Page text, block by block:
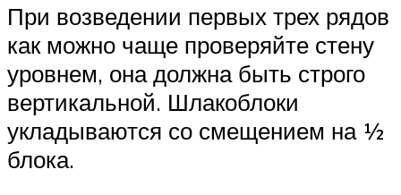
При возведении первых трех рядов
как можно чаще проверяйте стену
уровнем, она должна быть строго
вертикальной. Шлакоблоки
укладываются со смещением на ½
блока.